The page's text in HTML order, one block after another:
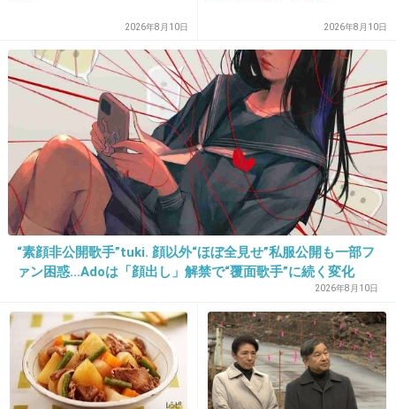
-19
23. 匿名2013/03/01(金) 22:51:54
>恩師のように子どもたちを学力の面だけでな
く様々な面から見てひとりひとりを認めてあげ
られるような先生になりたいです。
その気持ちをずっと持ち続けるだけで充分だと
思います。
+22
24. 匿名 2013/03/01(金) 22:52:59
ドラマのようにスムーズにことが進むことはないよね、で
も子どもたちはドラマのように簡単になると思いこんでし
2026年8月10日 2026年8月10日
“素顔非公開歌手”tuki. 顔以外“ほぼ全見せ”私服公開も一部フ
ァン困惑…Adoは「顔出し」解禁で“覆面歌手”に続く変化
2026年8月10日